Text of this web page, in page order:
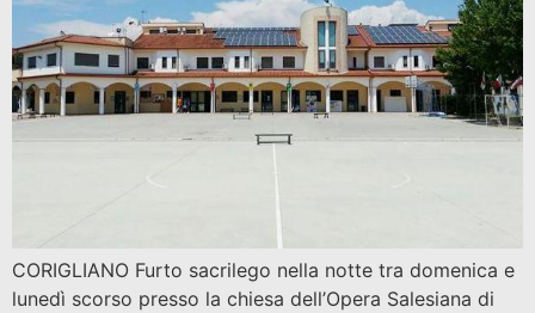
CORIGLIANO Furto sacrilego nella notte tra domenica e
lunedì scorso presso la chiesa dell’Opera Salesiana di